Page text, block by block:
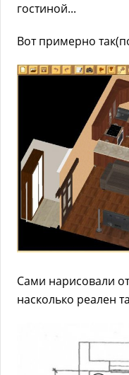
гостиной...
Вот примерно
Сами нарисовали
насколько реален